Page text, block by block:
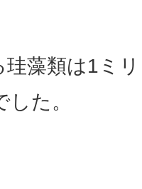
珪藻類は1ミ
た。